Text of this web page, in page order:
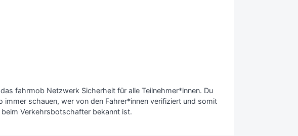
fahrmob Netzwerk Sicherheit für alle Teilnehmer*innen. Du
immer schauen, wer von den Fahrer*innen verifiziert und somit
Verkehrsbotschafter bekannt ist.